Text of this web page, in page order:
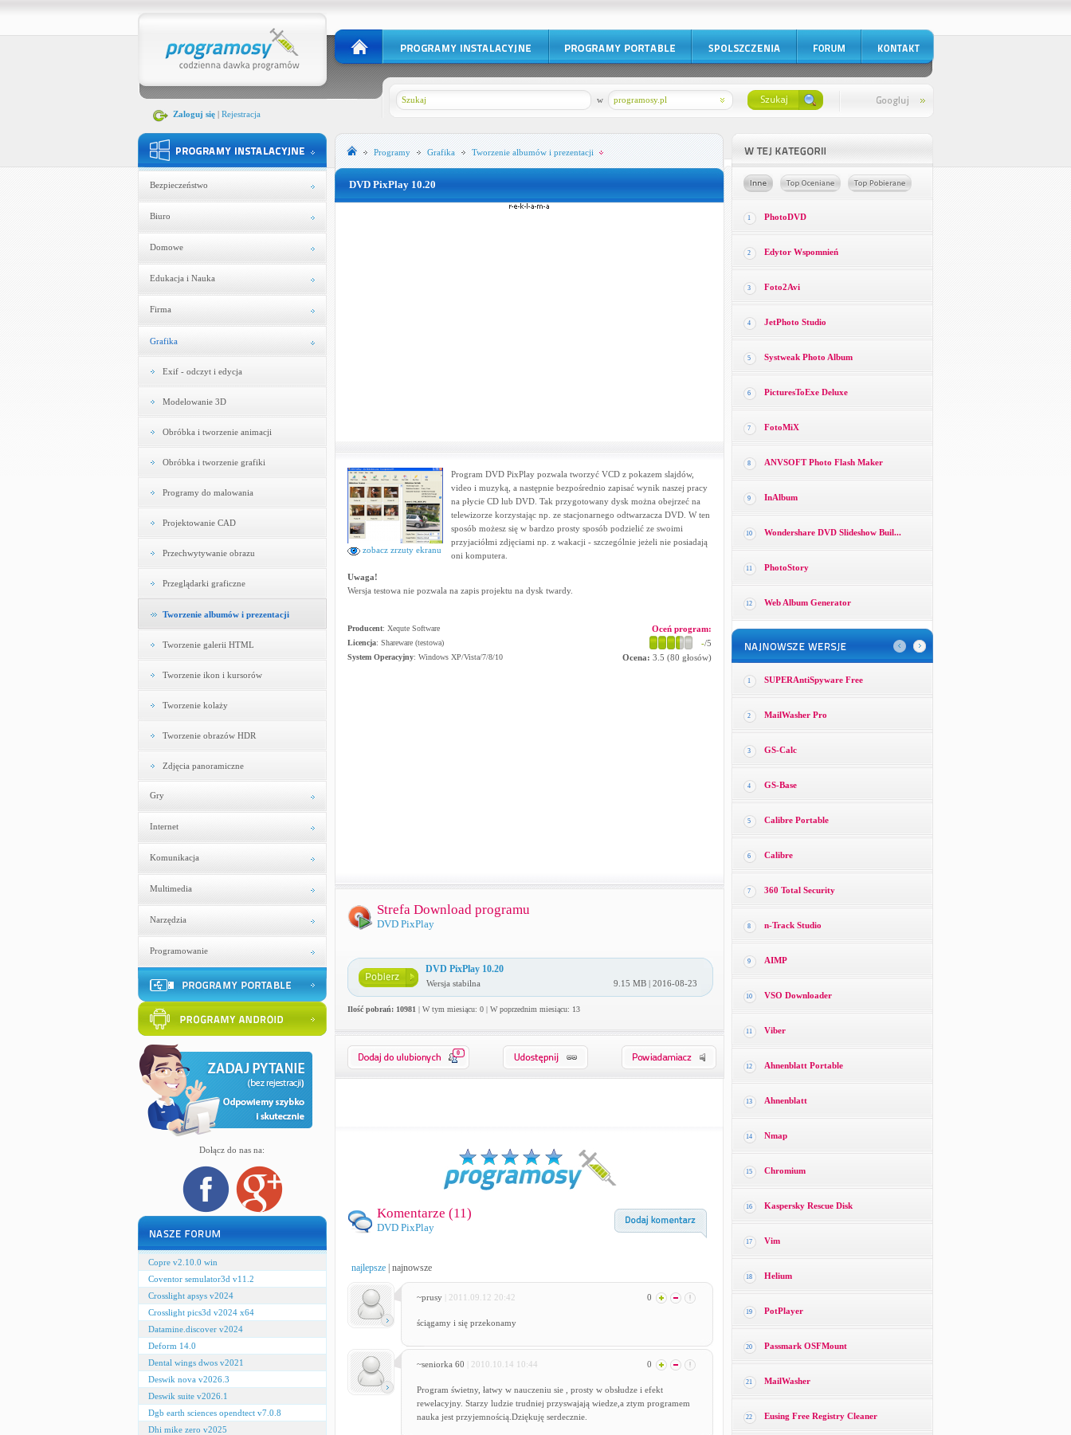
Zaloguj się| Rejestracja
programosy.pl
w
Bezpieczeństwo
Biuro
Domowe
Edukacja i Nauka
Firma
Grafika
Exif - odczyt i edycja
Modelowanie 3D
Obróbka i tworzenie animacji
Obróbka i tworzenie grafiki
Programy do malowania
Projektowanie CAD
Przechwytywanie obrazu
Przeglądarki graficzne
Tworzenie albumów i prezentacji
Tworzenie galerii HTML
Tworzenie ikon i kursorów
Tworzenie kolaży
Tworzenie obrazów HDR
Zdjęcia panoramiczne
Gry
Internet
Komunikacja
Multimedia
Narzędzia
Programowanie
Dołącz do nas na:
Copre v2.10.0 win
Coventor semulator3d v11.2
Crosslight apsys v2024
Crosslight pics3d v2024 x64
Datamine.discover v2024
Deform 14.0
Dental wings dwos v2021
Deswik nova v2026.3
Deswik suite v2026.1
Dgb earth sciences opendtect v7.0.8
Dhi mike zero v2025
Programy Grafika Tworzenie albumów i prezentacji
DVD PixPlay 10.20
zobacz zrzuty ekranu
Program DVD PixPlay pozwala tworzyć VCD z pokazem slajdów,
video i muzyką, a następnie bezpośrednio zapisać wynik naszej pracy
na płycie CD lub DVD. Tak przygotowany dysk można obejrzeć na
telewizorze korzystając np. ze stacjonarnego odtwarzacza DVD. W ten
sposób możesz się w bardzo prosty sposób podzielić ze swoimi
przyjaciółmi zdjęciami np. z wakacji - szczególnie jeżeli nie posiadają
oni komputera.
Uwaga!
Wersja testowa nie pozwala na zapis projektu na dysk twardy.
Producent: Xequte Software
Licencja: Shareware (testowa)
System Operacyjny: Windows XP/Vista/7/8/10
Oceń program:
-/5
Ocena: 3.5 (80 głosów)
Strefa Download programu
DVD PixPlay
DVD PixPlay 10.20
Wersja stabilna 9.15 MB | 2016-08-23
Ilość pobrań: 10981 | W tym miesiącu: 0 | W poprzednim miesiącu: 13
0
Komentarze (11)
DVD PixPlay
najlepsze| najnowsze
~prusy | 2011.09.12 20:42 0
ściągamy i się przekonamy
~seniorka 60 | 2010.10.14 10:44 0
Program świetny, łatwy w nauczeniu sie , prosty w obsłudze i efekt
rewelacyjny. Starzy ludzie trudniej przyswajają wiedze,a ztym programem
nauka jest przyjemnością.Dziękuję serdecznie.
1 PhotoDVD
2 Edytor Wspomnień
3 Foto2Avi
4 JetPhoto Studio
5 Systweak Photo Album
6 PicturesToExe Deluxe
7 FotoMiX
8 ANVSOFT Photo Flash Maker
9 InAlbum
10 Wondershare DVD Slideshow Buil...
11 PhotoStory
12 Web Album Generator
1 SUPERAntiSpyware Free
2 MailWasher Pro
3 GS-Calc
4 GS-Base
5 Calibre Portable
6 Calibre
7 360 Total Security
8 n-Track Studio
9 AIMP
10 VSO Downloader
11 Viber
12 Ahnenblatt Portable
13 Ahnenblatt
14 Nmap
15 Chromium
16 Kaspersky Rescue Disk
17 Vim
18 Helium
19 PotPlayer
20 Passmark OSFMount
21 MailWasher
22 Eusing Free Registry Cleaner